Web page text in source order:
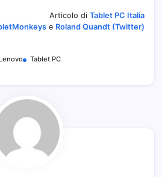
Articolo di Tablet PC Italia
e Roland Quandt (Twitter)
Lenovo Tablet PC